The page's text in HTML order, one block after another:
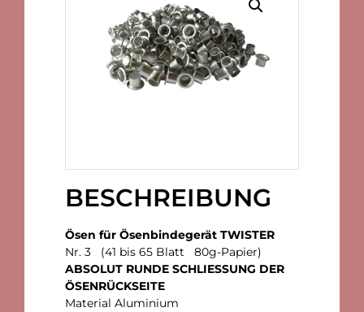
BESCHREIBUNG
Ösen für Ösenbindegerät TWISTER
Nr. 3 (41 bis 65 Blatt 80g-Papier)
ABSOLUT RUNDE SCHLIESSUNG DER
ÖSENRÜCKSEITE
Material Aluminium